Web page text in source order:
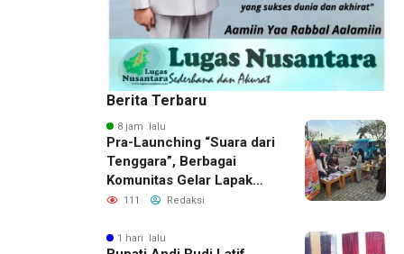
Berita Terbaru
8 jam lalu
Pra-Launching “Suara dari
Tenggara”, Berbagai
Komunitas Gelar Lapak
Baca di Bandara Bersujud
111 Redaksi
1 hari lalu